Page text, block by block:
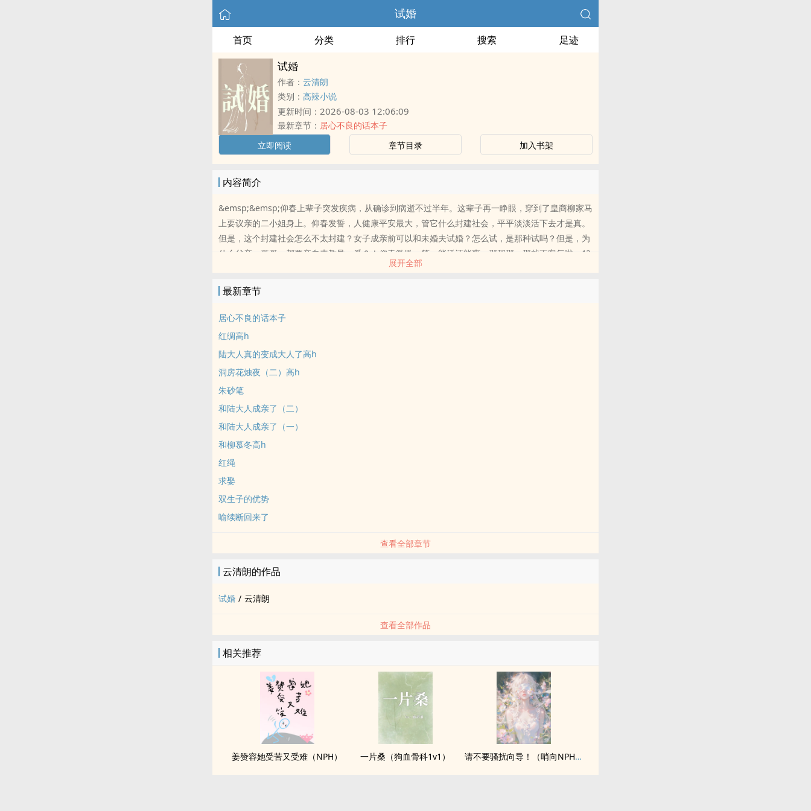
试婚
首页 分类 排行 搜索 足迹
试婚
作者： 云清朗
类别： 高辣小说
更新时间： 2026-08-03 12:06:09
最新章节： 居心不良的话本子
立即阅读
章节目录 加入书架
内容简介
&emsp;&emsp;仰春上辈子突发疾病，从确诊到病逝不过半年。这辈子再一睁眼，穿到了皇商柳家马
上要议亲的二小姐身上。仰春发誓，人健康平安最大，管它什么封建社会，平平淡淡活下去才是真。
但是，这个封建社会怎么不太封建？女子成亲前可以和未婚夫试婚？怎么试，是那种试吗？但是，为
什么父亲，哥哥，都要亲自来教导一番？！仰春微微一笑，能活还能爽。那那那，那就不客气啦。1?
展开全部
最新章节
居心不良的话本子
红绸高h
陆大人真的变成大人了高h
洞房花烛夜（二）高h
朱砂笔
和陆大人成亲了（二）
和陆大人成亲了（一）
和柳慕冬高h
红绳
求娶
双生子的优势
喻续断回来了
查看全部章节
云清朗的作品
试婚 / 云清朗
查看全部作品
相关推荐
姜赞容她受苦又受难（NPH） 一片桑（狗血骨科1v1） 请不要骚扰向导！（哨向NPH）